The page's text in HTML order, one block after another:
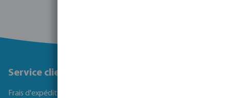
Service client
Frais d'expédition